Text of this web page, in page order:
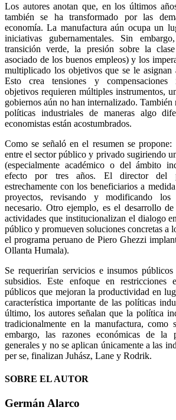
Los autores anotan que, en los últimos
también se ha transformado por las
economía. La manufactura aún ocupa un
iniciativas gubernamentales. Sin
transición verde, la presión sobre la
asociado de los buenos empleos) y los
multiplicado los objetivos que se le
Esto crea tensiones y compensaciones
objetivos requieren múltiples instrumentos,
gobiernos aún no han internalizado. También
políticas industriales de maneras algo
economistas están acostumbrados.
Como se señaló en el resumen se
entre el sector público y privado sugiriendo
(especialmente académico o del ámbito
efecto por tres años. El director del
estrechamente con los beneficiarios a
proyectos, revisando y modificando los
necesario. Otro ejemplo, es el desarrollo
actividades que institucionalizan el dialogo
público y promueven soluciones concretas a
el programa peruano de Piero Ghezzi
Ollanta Humala).
Se requerirían servicios e insumos públicos
subsidios. Este enfoque en restricciones
públicos que mejoran la productividad en
característica importante de las políticas
último, los autores señalan que la política
tradicionalmente en la manufactura, como
embargo, las razones económicas de la
generales y no se aplican únicamente a las
per se, finalizan Juhász, Lane y Rodrik.
SOBRE EL AUTOR
Germán Alarco